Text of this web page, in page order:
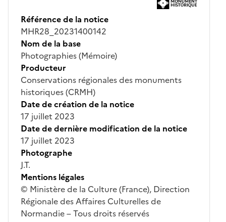
Référence de la notice
MHR28_20231400142
Nom de la base
Photographies (Mémoire)
Producteur
Conservations régionales des monuments
historiques (CRMH)
Date de création de la notice
17 juillet 2023
Date de dernière modification de la notice
17 juillet 2023
Photographe
J.T.
Mentions légales
© Ministère de la Culture (France), Direction
Régionale des Affaires Culturelles de
Normandie – Tous droits réservés